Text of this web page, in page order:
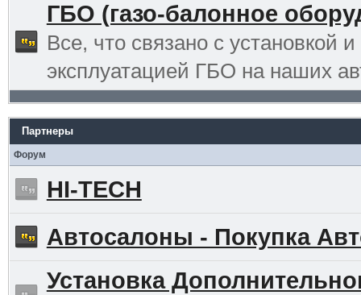
ГБО (газо-балонное
Все, что связано с установкой и
эксплуатацией ГБО на наших
Партнеры
Форум
HI-TECH
Автосалоны - Покупка
Установка